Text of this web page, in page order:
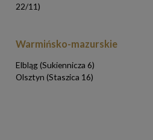
22/11)
Warmińsko-mazurskie
Elbląg (Sukiennicza 6)
Olsztyn (Staszica 16)